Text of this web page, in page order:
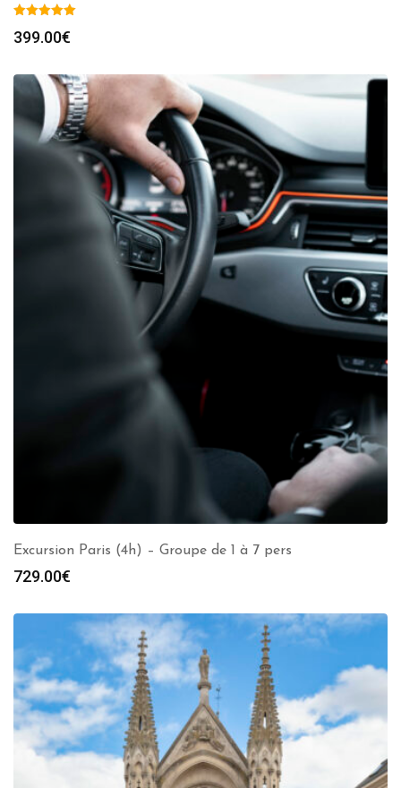
399.00€
Excursion Paris (4h) – Groupe de 1 à 7 pers
729.00€